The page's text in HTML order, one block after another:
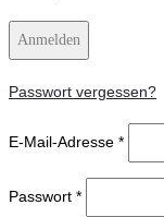
Anmelden
Passwort vergessen?
E-Mail-Adresse *
Passwort *